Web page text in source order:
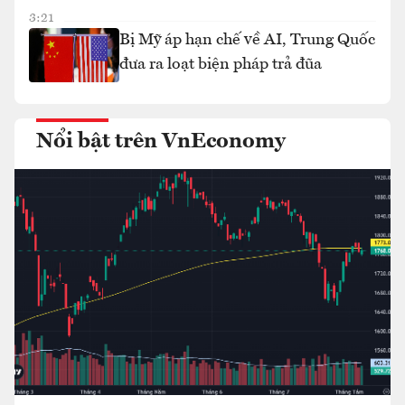
3:21
Bị Mỹ áp hạn chế về AI, Trung Quốc
đưa ra loạt biện pháp trả đũa
Nổi bật trên VnEconomy